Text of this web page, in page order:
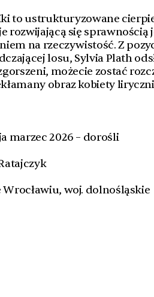
to ustrukturyzowane
rozwijającą się
na rzeczywistość. Z
losu, Sylvia Plath
możecie zostać
obraz kobiety
marzec 2026 – dorośli
Wrocławiu, woj. dolnośląskie